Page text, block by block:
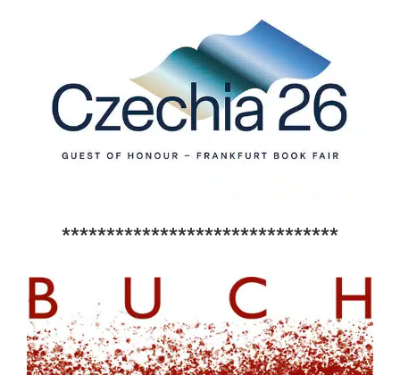
*******************************